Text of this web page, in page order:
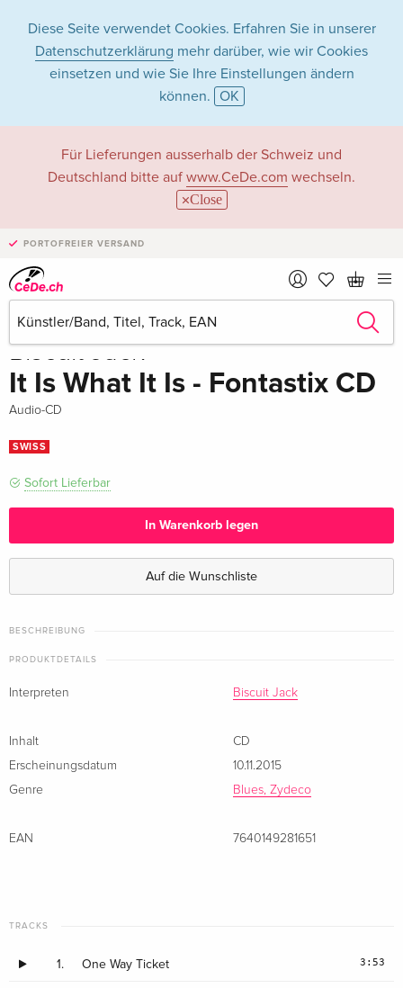
Diese Seite verwendet Cookies. Erfahren Sie in unserer
Datenschutzerklärung mehr darüber, wie wir Cookies
einsetzen und wie Sie Ihre Einstellungen ändern
können. OK
Für Lieferungen ausserhalb der Schweiz und
Deutschland bitte auf www.CeDe.com wechseln.
Close
PORTOFREIER VERSAND
CHF 28.50
Biscuit Jack
It Is What It Is - Fontastix CD
Audio-CD
SWISS
Sofort Lieferbar
In Warenkorb legen
Auf die Wunschliste
BESCHREIBUNG
PRODUKTDETAILS
Interpreten Biscuit Jack
Inhalt
CD
Erscheinungsdatum
10.11.2015
Genre
Blues, Zydeco
EAN 7640149281651
TRACKS
1. One Way Ticket 3:53